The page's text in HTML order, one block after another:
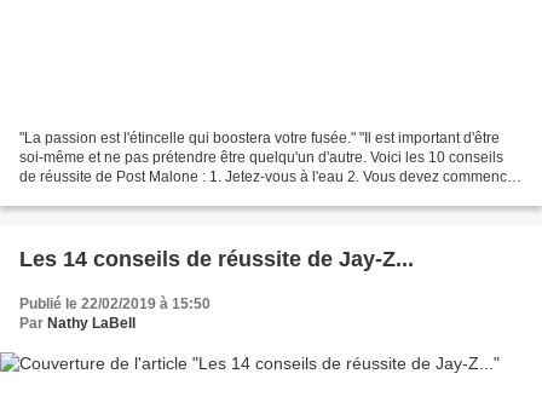
"La passion est l'étincelle qui boostera votre fusée." "Il est important d'être
soi-même et ne pas prétendre être quelqu'un d'autre. Voici les 10 conseils
de réussite de Post Malone : 1. Jetez-vous à l'eau 2. Vous devez commencer
Les 14 conseils de réussite de Jay-Z...
Publié le 22/02/2019 à 15:50
Par Nathy LaBell